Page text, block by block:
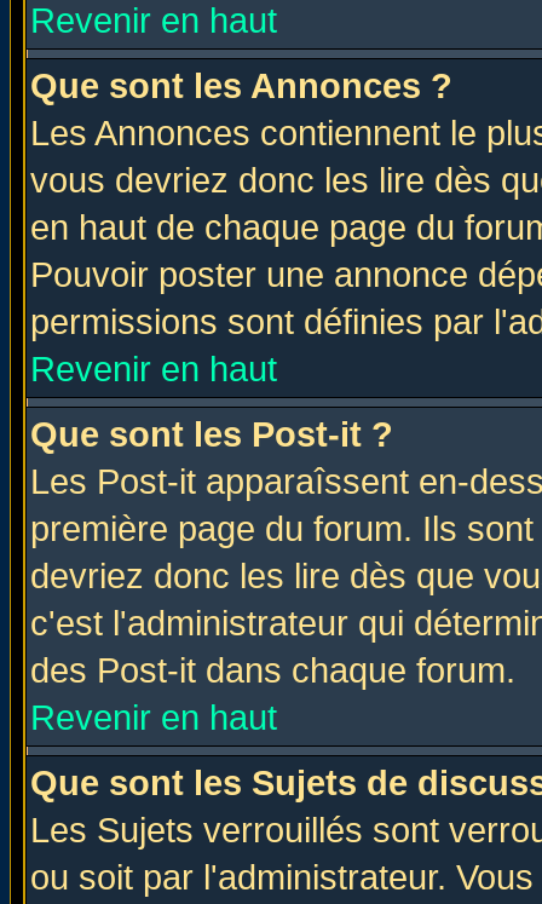
Revenir en haut
Que sont les Annonces ?
Les Annonces contiennent le
vous devriez donc les lire dès
en haut de chaque page du
Pouvoir poster une annonce
permissions sont définies par
Revenir en haut
Que sont les Post-it ?
Les Post-it apparaîssent en-
première page du forum. Ils
devriez donc les lire dès que
c'est l'administrateur qui
des Post-it dans chaque forum.
Revenir en haut
Que sont les Sujets de
Les Sujets verrouillés sont
ou soit par l'administrateur.